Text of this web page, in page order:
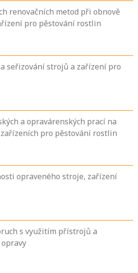
renovačních metod při obnově
pro pěstování rostlin
seřizování strojů a zařízení pro
a opravárenských prací na
pro pěstování rostlin
opraveného stroje, zařízení
s využitím přístrojů a